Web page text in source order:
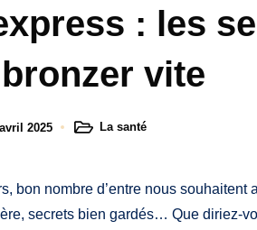
: les
vite
2025
PostedLa santé
bon nombre d’entre nous
secrets bien gardés… Que diriez-